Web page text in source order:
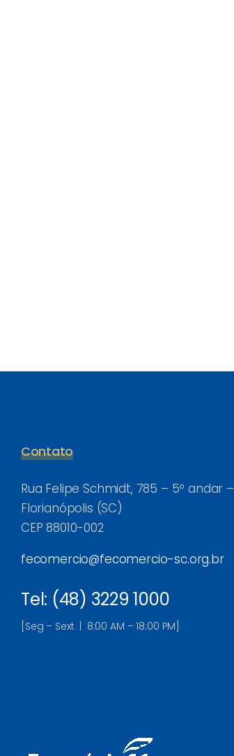
Contato
Rua Felipe Schmidt, 785 – 5º andar
Florianópolis (SC)
CEP 88010-002
fecomercio@fecomercio-sc.org.br
Tel: (48) 3229 1000
[Seg – Sext | 8:00 AM – 18:00 PM]